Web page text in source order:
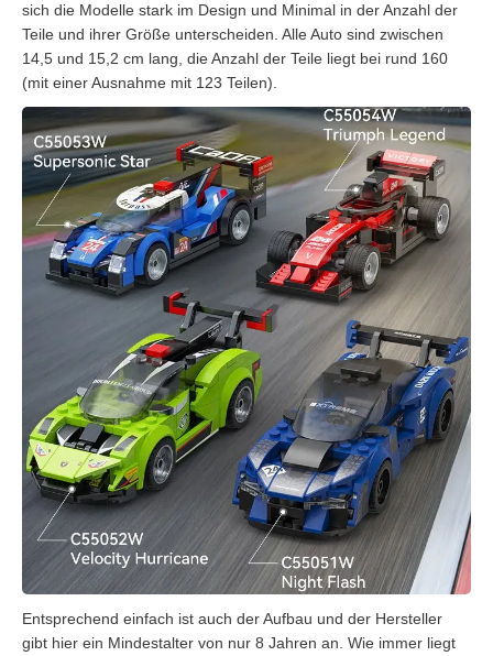
sich die Modelle stark im Design und Minimal in der Anzahl der
Teile und ihrer Größe unterscheiden. Alle Auto sind zwischen
14,5 und 15,2 cm lang, die Anzahl der Teile liegt bei rund 160
(mit einer Ausnahme mit 123 Teilen).
Entsprechend einfach ist auch der Aufbau und der Hersteller
gibt hier ein Mindestalter von nur 8 Jahren an. Wie immer liegt